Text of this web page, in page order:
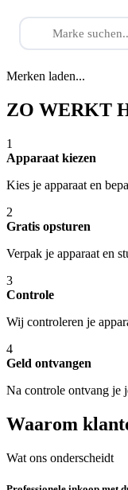
Merken laden...
ZO WERKT
1
Apparaat kiezen
Kies je apparaat en
2
Gratis opsturen
Verpak je apparaat en
3
Controle
Wij controleren je
4
Geld ontvangen
Na controle ontvang je
Waarom
Wat ons onderscheidt